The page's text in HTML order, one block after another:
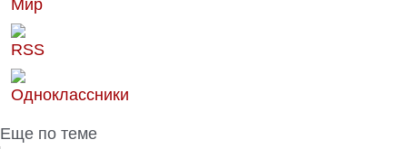
Еще по теме